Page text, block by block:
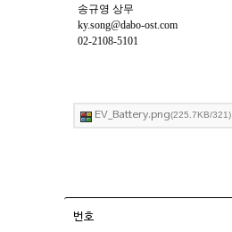
송규영 상무
ky.song@dabo-ost.com
02-2108-5101
EV_Battery.png(225.7KB/321)
번호